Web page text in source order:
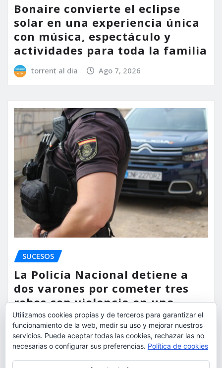
Bonaire convierte el eclipse
solar en una experiencia única
con música, espectáculo y
actividades para toda la familia
torrent al dia Ago 7, 2026
SUCESOS
La Policía Nacional detiene a
dos varones por cometer tres
robos con violencia en una
misma mañana
torrent al dia Ago 7, 2026
Utilizamos cookies propias y de terceros para garantizar el
funcionamiento de la web, medir su uso y mejorar nuestros
servicios. Puede aceptar todas las cookies, rechazar las no
necesarias o configurar sus preferencias. Política de cookies